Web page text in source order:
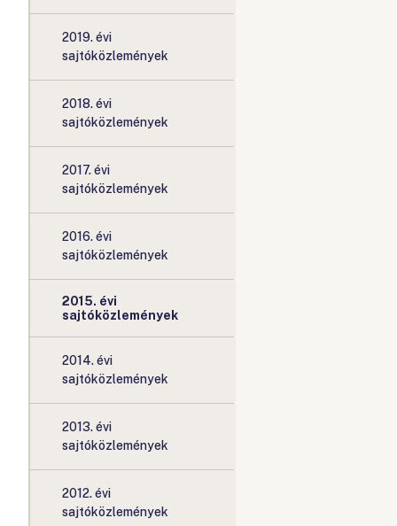
2019. évi
sajtóközlemények
2018. évi
sajtóközlemények
2017. évi
sajtóközlemények
2016. évi
sajtóközlemények
2015. évi
sajtóközlemények
2014. évi
sajtóközlemények
2013. évi
sajtóközlemények
2012. évi
sajtóközlemények